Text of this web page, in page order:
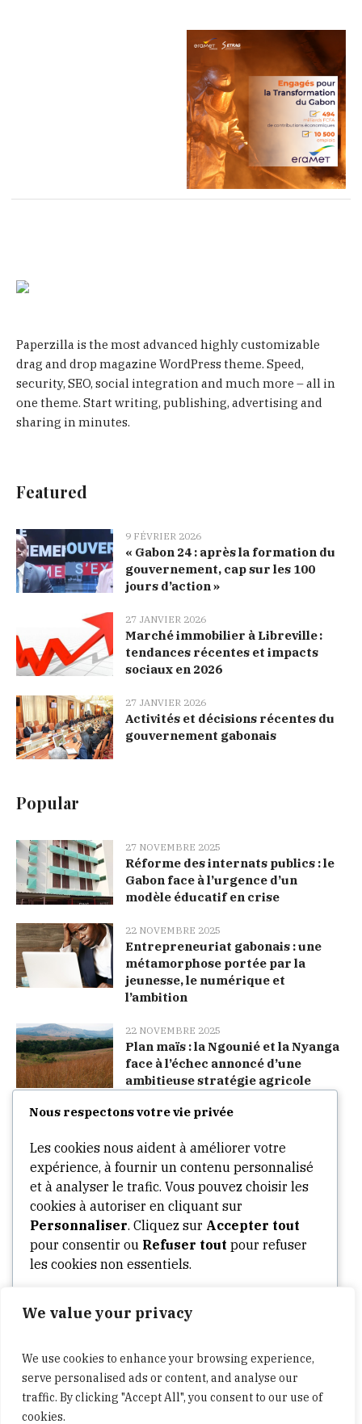
We value your privacy
We use cookies to enhance your browsing experience,
serve personalised ads or content, and analyse our
traffic. By clicking "Accept All", you consent to our use of
cookies.
Nous respectons votre vie privée
Les cookies nous aident à améliorer votre
expérience, à fournir un contenu personnalisé
et à analyser le trafic. Vous pouvez choisir les
cookies à autoriser en cliquant sur
Personnaliser. Cliquez sur Accepter tout
pour consentir ou Refuser tout pour refuser
les cookies non essentiels.
Personnaliser
Paperzilla is the most advanced highly customizable
drag and drop magazine WordPress theme. Speed,
security, SEO, social integration and much more – all in
one theme. Start writing, publishing, advertising and
sharing in minutes.
Featured
9 FÉVRIER 2026
« Gabon 24 : après la formation du
gouvernement, cap sur les 100
jours d’action »
27 JANVIER 2026
Marché immobilier à Libreville :
tendances récentes et impacts
sociaux en 2026
27 JANVIER 2026
Activités et décisions récentes du
gouvernement gabonais
Popular
27 NOVEMBRE 2025
Réforme des internats publics : le
Gabon face à l’urgence d’un
modèle éducatif en crise
22 NOVEMBRE 2025
Entrepreneuriat gabonais : une
métamorphose portée par la
jeunesse, le numérique et
l’ambition
22 NOVEMBRE 2025
Plan maïs : la Ngounié et la Nyanga
face à l’échec annoncé d’une
ambitieuse stratégie agricole
Arts
Culture
Stories
World
Business